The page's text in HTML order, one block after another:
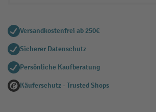
Versandkostenfrei ab 250€
Sicherer Datenschutz
Persönliche Kaufberatung
Käuferschutz - Trusted Shops